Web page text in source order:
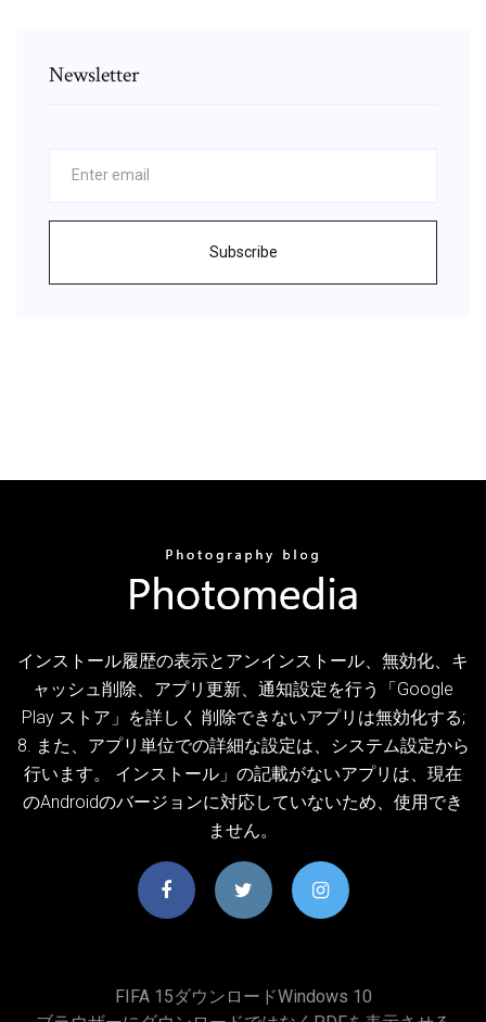
Newsletter
Subscribe
インストール履歴の表示とアンインストール、無効化、キ
ャッシュ削除、アプリ更新、通知設定を行う「Google
Play ストア」を詳しく 削除できないアプリは無効化する;
8. また、アプリ単位での詳細な設定は、システム設定から
行います。 インストール」の記載がないアプリは、現在
のAndroidのバージョンに対応していないため、使用でき
ません。
FIFA 15ダウンロードWindows 10